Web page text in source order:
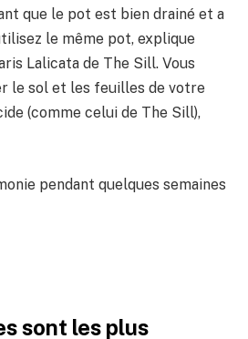
que le pot est bien drainé et a
le même pot, explique
Lalicata de The Sill. Vous
le sol et les feuilles de votre
(comme celui de The Sill),
pendant quelques semaines
sont les plus